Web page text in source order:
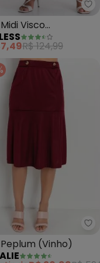
(Verde) em
Visco
(Vermelho)
R$ 124,99
(Poá Azul) com
(Vinho)